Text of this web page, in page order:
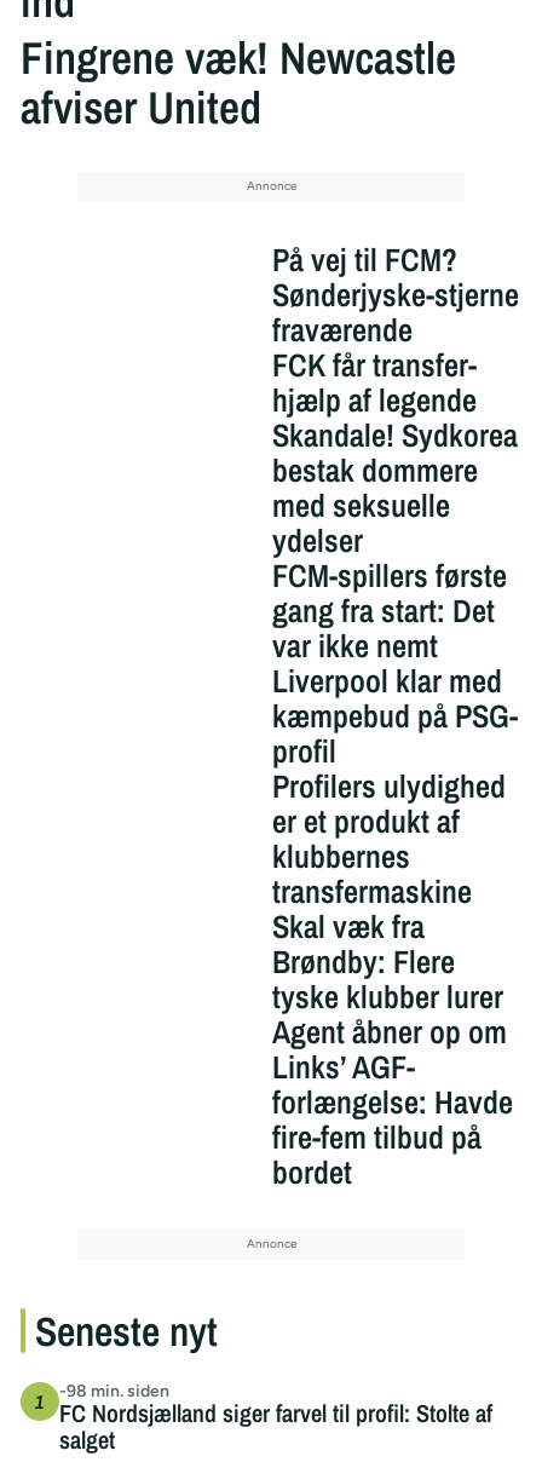
Fingrene væk! Newcastle
afviser United
På vej til FCM?
Sønderjyske-stjerne
fraværende
FCK får transfer-
hjælp af legende
Skandale! Sydkorea
bestak dommere
med seksuelle
ydelser
FCM-spillers første
gang fra start: Det
var ikke nemt
Liverpool klar med
kæmpebud på PSG-
profil
Profilers ulydighed
er et produkt af
klubbernes
transfermaskine
Skal væk fra
Brøndby: Flere
tyske klubber lurer
Agent åbner op om
Links’ AGF-
forlængelse: Havde
fire-fem tilbud på
bordet
Seneste nyt
-98 min. siden
FC Nordsjælland siger farvel til profil: Stolte af
salget